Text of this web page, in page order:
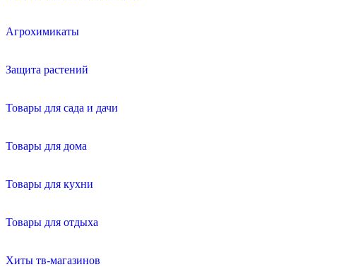
Агрохимикаты
Защита растений
Товары для сада и дачи
Товары для дома
Товары для кухни
Товары для отдыха
Хиты тв-магазинов